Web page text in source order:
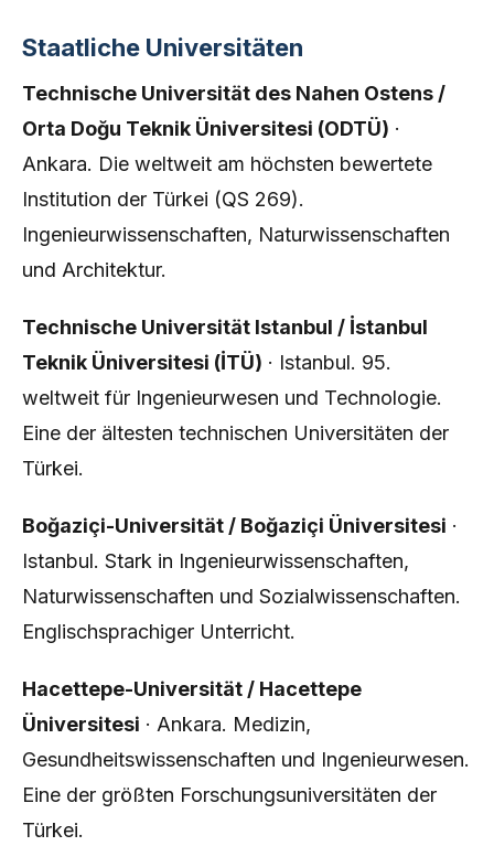
Staatliche Universitäten
Technische Universität des Nahen Ostens /
Orta Doğu Teknik Üniversitesi (ODTÜ) ·
Ankara. Die weltweit am höchsten bewertete
Institution der Türkei (QS 269).
Ingenieurwissenschaften, Naturwissenschaften
und Architektur.
Technische Universität Istanbul / İstanbul
Teknik Üniversitesi (İTÜ) · Istanbul. 95.
weltweit für Ingenieurwesen und Technologie.
Eine der ältesten technischen Universitäten der
Türkei.
Boğaziçi-Universität / Boğaziçi Üniversitesi ·
Istanbul. Stark in Ingenieurwissenschaften,
Naturwissenschaften und Sozialwissenschaften.
Englischsprachiger Unterricht.
Hacettepe-Universität / Hacettepe
Üniversitesi · Ankara. Medizin,
Gesundheitswissenschaften und Ingenieurwesen.
Eine der größten Forschungsuniversitäten der
Türkei.